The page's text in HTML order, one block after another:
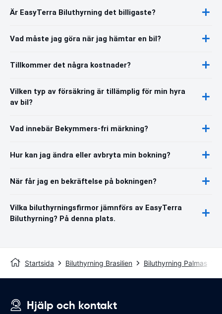
Är EasyTerra Biluthyrning det billigaste?
Vad måste jag göra när jag hämtar en bil?
Tillkommer det några kostnader?
Vilken typ av försäkring är tillämplig för min hyra
av bil?
Vad innebär Bekymmers-fri märkning?
Hur kan jag ändra eller avbryta min bokning?
När får jag en bekräftelse på bokningen?
Vilka biluthyrningsfirmor jämnförs av EasyTerra
Biluthyrning? På denna plats.
Startsida Biluthyrning Brasilien Biluthyrning Palmas
Hjälp och kontakt